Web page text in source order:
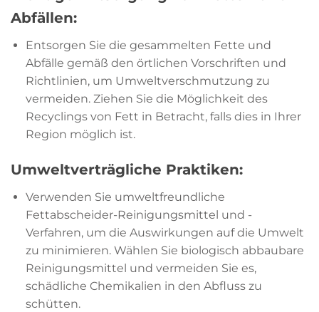
Abfällen:
Entsorgen Sie die gesammelten Fette und
Abfälle gemäß den örtlichen Vorschriften und
Richtlinien, um Umweltverschmutzung zu
vermeiden. Ziehen Sie die Möglichkeit des
Recyclings von Fett in Betracht, falls dies in Ihrer
Region möglich ist.
Umweltverträgliche Praktiken:
Verwenden Sie umweltfreundliche
Fettabscheider-Reinigungsmittel und -
Verfahren, um die Auswirkungen auf die Umwelt
zu minimieren. Wählen Sie biologisch abbaubare
Reinigungsmittel und vermeiden Sie es,
schädliche Chemikalien in den Abfluss zu
schütten.